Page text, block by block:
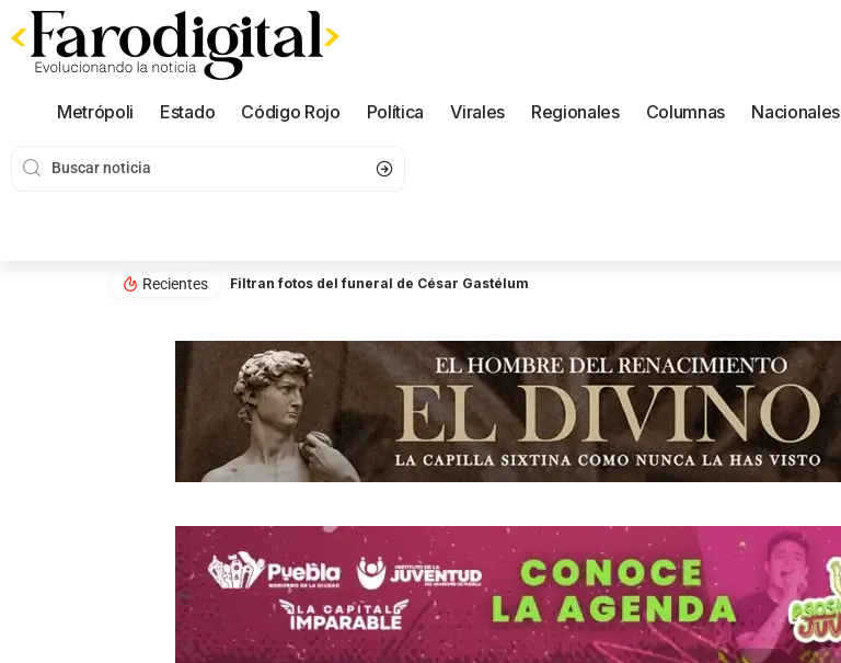
Metrópoli Estado Código Rojo Política Virales Regionales Columnas Nacionales
Recientes Filtran fotos del funeral de César Gastélum